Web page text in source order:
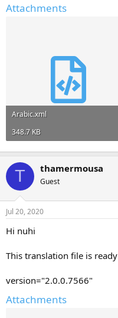
Attachments
Arabic.xml
348.7 KB
T thamermousa
Guest
Jul 20, 2020
Hi nuhi
This translation file is ready
version="2.0.0.7566"
Attachments